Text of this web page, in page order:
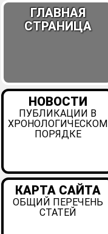
ГЛАВНАЯ
СТРАНИЦА
НОВОСТИ
ПУБЛИКАЦИИ В
ХРОНОЛОГИЧЕСКОМ
ПОРЯДКЕ
КАРТА САЙТА
ОБЩИЙ ПЕРЕЧЕНЬ
СТАТЕЙ